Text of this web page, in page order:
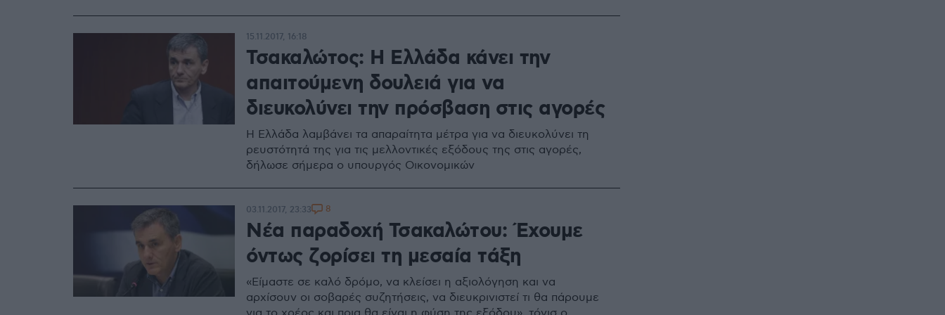
Τσακαλώτος: Η Ελλάδα κάνει την
απαιτούμενη δουλειά για να
διευκολύνει την πρόσβαση στις αγορές
Η Ελλάδα λαμβάνει τα απαραίτητα μέτρα για να διευκολύνει τη
ρευστότητά της για τις μελλοντικές εξόδους της στις αγορές,
δήλωσε σήμερα ο υπουργός Οικονομικών
15.11.2017, 16:18
Νέα παραδοχή Τσακαλώτου: Έχουμε
όντως ζορίσει τη μεσαία τάξη
«Είμαστε σε καλό δρόμο, να κλείσει η αξιολόγηση και να
αρχίσουν οι σοβαρές συζητήσεις, να διευκρινιστεί τι θα πάρουμε
03.11.2017, 23:33 8